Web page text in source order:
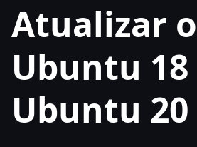
Atualizar o
Ubuntu
Ubuntu 20